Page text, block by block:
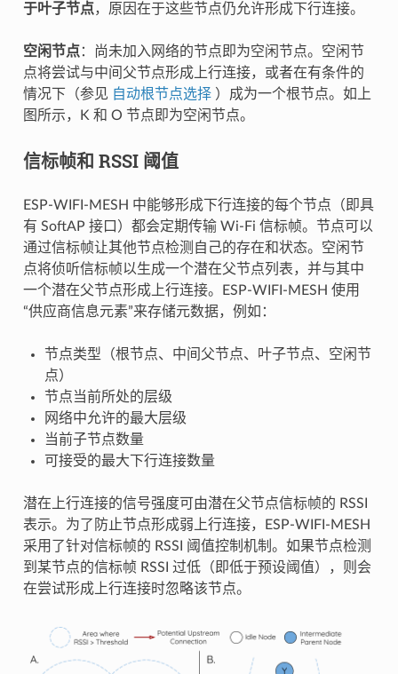
于叶子节点，原因在于这些节点仍允许形成下行连接。
空闲节点 ：尚未加入网络的节点即为空闲节点。空闲节
点将尝试与中间父节点形成上行连接，或者在有条件的
情况下（参见 自动根节点选择）成为一个根节点。如上
图所示，K 和 O 节点即为空闲节点。
信标帧和 RSSI 阈值
ESP-WIFI-MESH 中能够形成下行连接的每个节点（即具
有 SoftAP 接口）都会定期传输 Wi-Fi 信标帧。节点可以
通过信标帧让其他节点检测自己的存在和状态。空闲节
点将侦听信标帧以生成一个潜在父节点列表，并与其中
一个潜在父节点形成上行连接。ESP-WIFI-MESH 使用
“供应商信息元素”来存储元数据，例如：
节点类型（根节点、中间父节点、叶子节点、空闲节
点）
节点当前所处的层级
网络中允许的最大层级
当前子节点数量
可接受的最大下行连接数量
潜在上行连接的信号强度可由潜在父节点信标帧的 RSSI
表示。为了防止节点形成弱上行连接，ESP-WIFI-MESH
采用了针对信标帧的 RSSI 阈值控制机制。如果节点检测
到某节点的信标帧 RSSI 过低（即低于预设阈值），则会
在尝试形成上行连接时忽略该节点。